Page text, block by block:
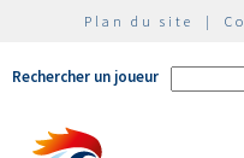
Plan du site |
Rechercher un joueur